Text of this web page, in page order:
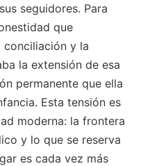
seguidores. Para
que
conciliación y la
la extensión de esa
permanente que ella
Esta tensión es
moderna: la frontera
y lo que se reserva
es cada vez más